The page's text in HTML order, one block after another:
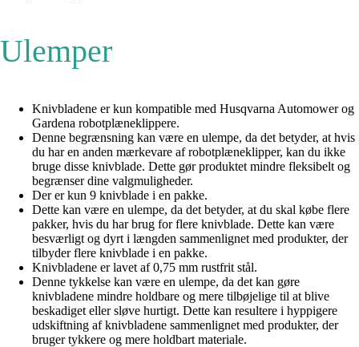
Ulemper
Knivbladene er kun kompatible med Husqvarna Automower og
Gardena robotplæneklippere.
Denne begrænsning kan være en ulempe, da det betyder, at hvis
du har en anden mærkevare af robotplæneklipper, kan du ikke
bruge disse knivblade. Dette gør produktet mindre fleksibelt og
begrænser dine valgmuligheder.
Der er kun 9 knivblade i en pakke.
Dette kan være en ulempe, da det betyder, at du skal købe flere
pakker, hvis du har brug for flere knivblade. Dette kan være
besværligt og dyrt i længden sammenlignet med produkter, der
tilbyder flere knivblade i en pakke.
Knivbladene er lavet af 0,75 mm rustfrit stål.
Denne tykkelse kan være en ulempe, da det kan gøre
knivbladene mindre holdbare og mere tilbøjelige til at blive
beskadiget eller sløve hurtigt. Dette kan resultere i hyppigere
udskiftning af knivbladene sammenlignet med produkter, der
bruger tykkere og mere holdbart materiale.